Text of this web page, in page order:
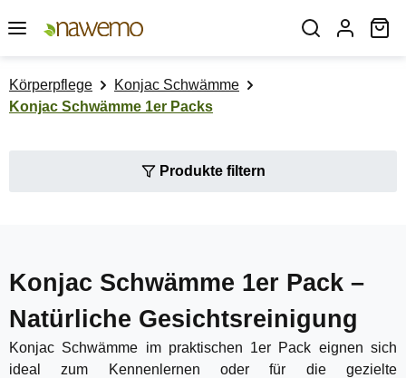
Zum Hauptinhalt springen
Körperpflege
Konjac Schwämme
Konjac Schwämme 1er Packs
Produkte filtern
Konjac Schwämme 1er Pack –
Natürliche Gesichtsreinigung
Konjac Schwämme im praktischen 1er Pack eignen sich
ideal zum Kennenlernen oder für die gezielte